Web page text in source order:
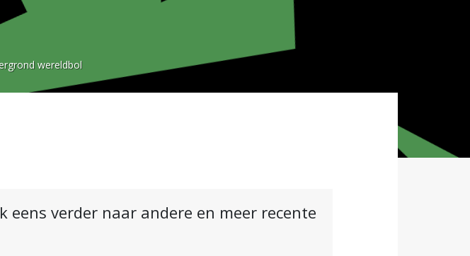
wereldbol
eens verder naar andere en meer recente